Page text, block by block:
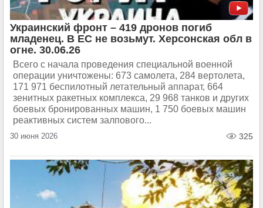
Украинский фронт – 419 дронов погиб
младенец. В ЕС не возьмут. Херсонская обл в
огне. 30.06.26
Всего с начала проведения специальной военной
операции уничтожены: 673 самолета, 284 вертолета,
171 971 беспилотный летательный аппарат, 664
зенитных ракетных комплекса, 29 968 танков и других
боевых бронированных машин, 1 750 боевых машин
реактивных систем залпового...
30 июня 2026 325